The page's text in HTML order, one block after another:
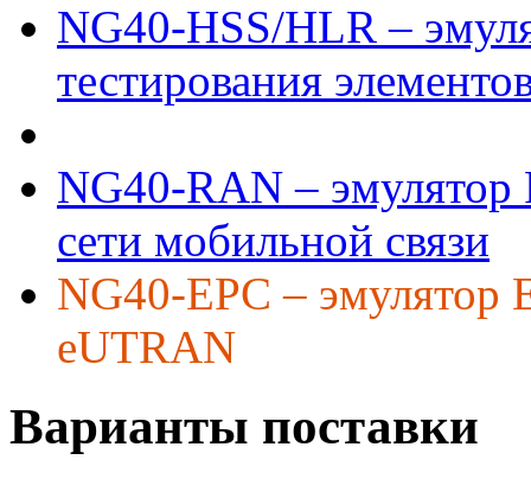
NG40-HSS/HLR –
тестирования
NG40-RAN – эмулятор
сети мобильной связи
NG40-EPC – эмулятор
eUTRAN
Варианты поставки